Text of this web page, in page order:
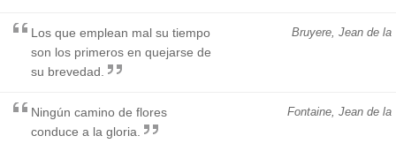
Bruyere, Jean de la
Los que emplean mal su tiempo
son los primeros en quejarse de
su brevedad.
Fontaine, Jean de la
Ningún camino de flores
conduce a la gloria.